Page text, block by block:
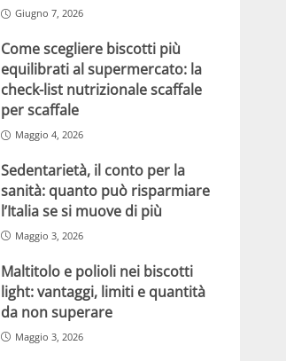
Giugno 7, 2026
Come scegliere biscotti più
equilibrati al supermercato: la
check-list nutrizionale scaffale
per scaffale
Maggio 4, 2026
Sedentarietà, il conto per la
sanità: quanto può risparmiare
l’Italia se si muove di più
Maggio 3, 2026
Maltitolo e polioli nei biscotti
light: vantaggi, limiti e quantità
da non superare
Maggio 3, 2026